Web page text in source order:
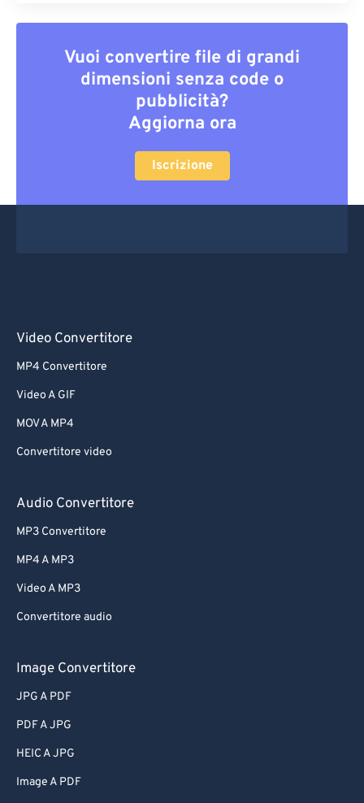
Vuoi convertire file di grandi
dimensioni senza code o
pubblicità?
Aggiorna ora
Iscrizione
Video Convertitore
MP4 Convertitore
Video A GIF
MOV A MP4
Convertitore video
Audio Convertitore
MP3 Convertitore
MP4 A MP3
Video A MP3
Convertitore audio
Image Convertitore
JPG A PDF
PDF A JPG
HEIC A JPG
Image A PDF